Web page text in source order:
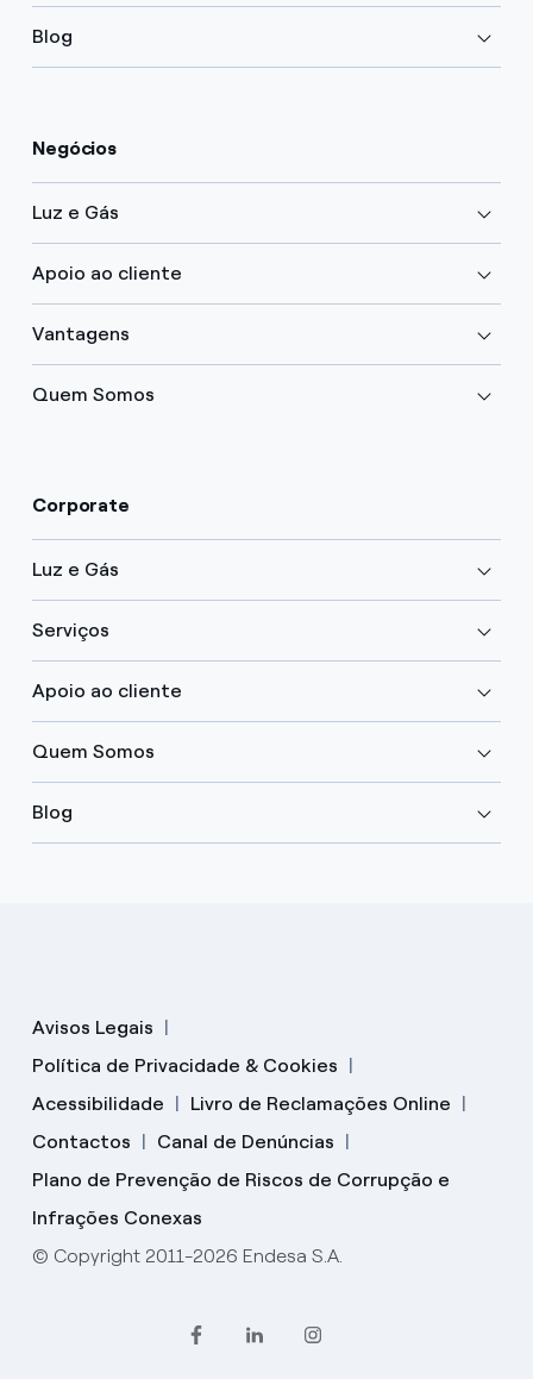
Blog
Negócios
Luz e Gás
Apoio ao cliente
Vantagens
Quem Somos
Corporate
Luz e Gás
Serviços
Apoio ao cliente
Quem Somos
Blog
Avisos Legais
Política de Privacidade & Cookies
Acessibilidade
Livro de Reclamações Online
Contactos
Canal de Denúncias
Plano de Prevenção de Riscos de Corrupção e
Infrações Conexas
© Copyright 2011-2026 Endesa S.A.